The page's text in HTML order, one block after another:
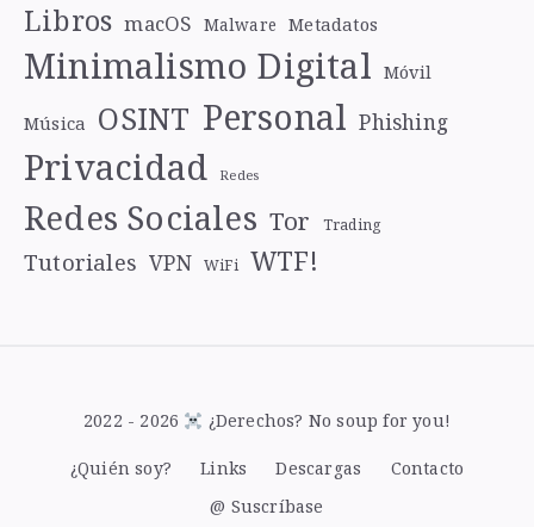
Libros macOS Malware Metadatos
Minimalismo Digital Móvil
Música OSINT Personal Phishing
Privacidad Redes
Redes Sociales Tor Trading
Tutoriales VPN WiFi WTF!
2022 - 2026 ¿Derechos? No soup for you!
¿Quién soy? Links Descargas
Contacto
@ Suscríbase